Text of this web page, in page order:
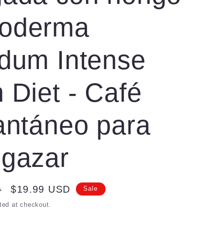
Intense
Diet - Café
para
Sale
price
$19.99 USD Sale
at checkout.